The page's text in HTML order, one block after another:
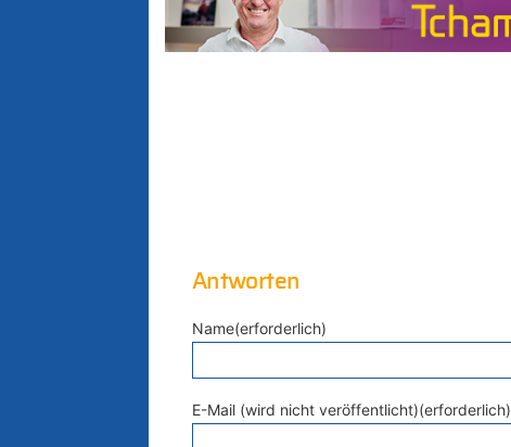
Antworten
Name(erforderlich)
E-Mail (wird nicht veröffentlicht)(erforderlich)